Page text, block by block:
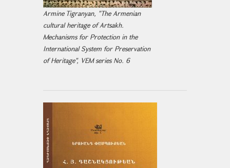
Armine Tigranyan, "The Armenian
cultural heritage of Artsakh.
Mechanisms for Protection in the
International System for Preservation
of Heritage", VEM series No. 6